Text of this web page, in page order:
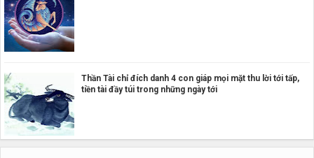
Thần Tài chỉ đích danh 4 con giáp mọi mặt thu lời tới tấp,
tiền tài đầy túi trong những ngày tới